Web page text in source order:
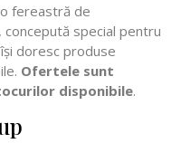
fereastră de
special pentru
doresc produse
Ofertele sunt
disponibile.